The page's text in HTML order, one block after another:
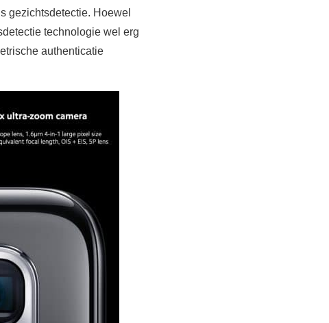
gezichtsdetectie. Hoewel
technologie wel erg
authenticatie